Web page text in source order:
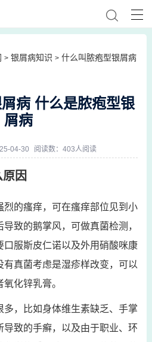
> 银屑病知识 > 什么叫脓疱型银屑病
病 什么是脓疱型银
屑病
04-30 阅读数：403人阅读
因
烈的瘙痒，可在瘙痒部位见到小
致的鹅掌风，可做真菌检测，
口服斯皮仁诺以及外用硝酸咪康
真菌考虑是湿疹样改变，可以
化锌乳膏。
多，比如身体维生素缺乏、手掌
导致的手癣，以及由于职业、环